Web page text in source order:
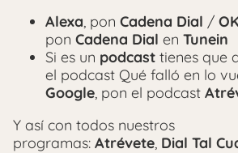
Alexa, pon Cadena Dial /
pon Cadena Dial en Tunein
Si es un podcast tienes que
el podcast Qué falló en lo
Google, pon el podcast
Y así con todos nuestros
programas: Atrévete, Dial Tal